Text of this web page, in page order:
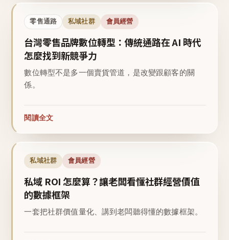
零售通路 私域社群 會員經營
台灣零售品牌數位轉型：傳統通路在 AI 時代
怎麼找到新競爭力
數位轉型不是多一個賣貨管道，是改變跟顧客的關
係。
閱讀全文
私域社群 會員經營
私域 ROI 怎麼算？讓老闆看懂社群經營價值
的數據框架
一套把社群價值量化、講到老闆聽得懂的數據框架。